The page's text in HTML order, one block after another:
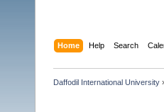
Home Help Search
Daffodil International University